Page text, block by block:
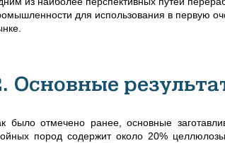
для использования в первую
Основные
было отмечено ранее, основные
пород содержит около 20%